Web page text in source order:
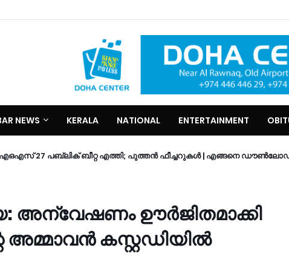
NEWS KERALA NATIONAL ENTERTAINMENT
27 പബ്ലിക് ബീറ്റ എത്തി; പുത്തൻ ഫീച്ചറുകൾ | എങ്ങനെ
ഊർജിതമാക്കി
അമ്മാവൻ കസ്റ്റഡിയില്‍